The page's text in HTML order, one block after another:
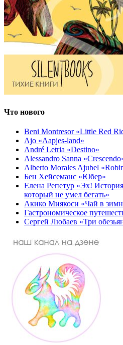
Что нового
Beni Montresor «Little Red
Ajo «Aapjes-land»
André Letria «Destino»
Alessandro Sanna
Alberto Morales Ajubel
Бен Хейсеманс «Юбер»
Елена Репетур «Эх!
который не умел бегать»
Акико Миякоси «Чай в
Гастрономическое
Сергей Любаев «Три